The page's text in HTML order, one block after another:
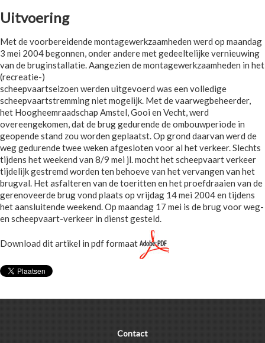
Uitvoering
Met de voorbereidende montagewerkzaamheden werd op maandag
3 mei 2004 begonnen, onder andere met gedeeltelijke vernieuwing
van de bruginstallatie. Aangezien de montagewerkzaamheden in het
(recreatie-)
scheepvaartseizoen werden uitgevoerd was een volledige
scheepvaartstremming niet mogelijk. Met de vaarwegbeheerder,
het Hoogheemraadschap Amstel, Gooi en Vecht, werd
overeengekomen, dat de brug gedurende de ombouwperiode in
geopende stand zou worden geplaatst. Op grond daarvan werd de
weg gedurende twee weken afgesloten voor al het verkeer. Slechts
tijdens het weekend van 8/9 mei jl. mocht het scheepvaart verkeer
tijdelijk gestremd worden ten behoeve van het vervangen van het
brugval. Het asfalteren van de toeritten en het proefdraaien van de
gerenoveerde brug vond plaats op vrijdag 14 mei 2004 en tijdens
het aansluitende weekend. Op maandag 17 mei is de brug voor weg-
en scheepvaart-verkeer in dienst gesteld.
Download dit artikel in pdf formaat
Contact